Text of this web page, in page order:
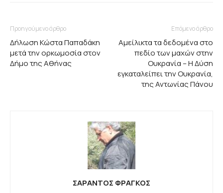
Προηγούμενο άρθρο
Δήλωση Κώστα Παπαδάκη
μετά την ορκωμοσία στον
Δήμο της Αθήνας
Επόμενο άρθρο
Αμείλικτα τα δεδομένα στο
πεδίο των μαχών στην
Ουκρανία – Η Δύση
εγκαταλείπει την Ουκρανία,
της Αντωνίας Πάνου
ΣΑΡΑΝΤΟΣ ΦΡΑΓΚΟΣ